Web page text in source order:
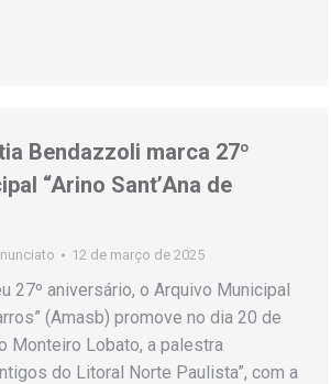
Bendazzoli marca 27º
“Arino Sant’Ana de
12 de março de 2025
27º aniversário, o Arquivo Municipal
(Amasb) promove no dia 20 de
Monteiro Lobato, a palestra
do Litoral Norte Paulista”, com a